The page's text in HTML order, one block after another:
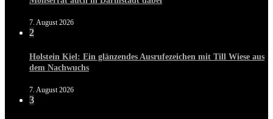
7. August 2026
2
Holstein Kiel: Ein glänzendes Ausrufezeichen mit Till Wiese aus
dem Nachwuchs
7. August 2026
3